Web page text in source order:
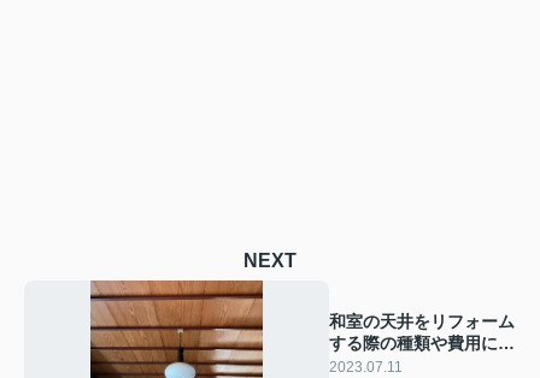
NEXT
和室の天井をリフォーム
する際の種類や費用につ
いてご紹介！
2023.07.11